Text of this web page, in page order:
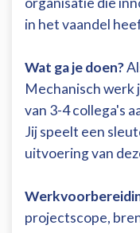
in het vaandel
Wat ga je doen?
Mechanisch werk
van 3-4 collega's
Jij speelt een
uitvoering van
projectscope,